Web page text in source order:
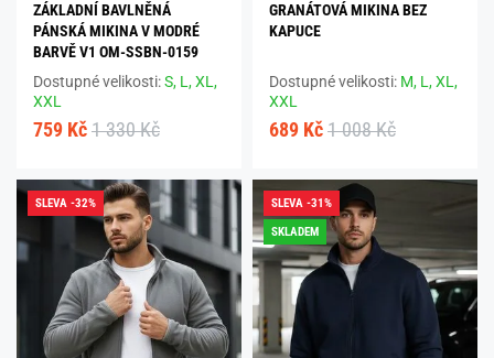
ZÁKLADNÍ BAVLNĚNÁ
PÁNSKÁ MIKINA V MODRÉ
BARVĚ V1 OM-SSBN-0159
Dostupné velikosti:S, L,XL,
XXL
759 Kč 1 330 Kč
GRANÁTOVÁ MIKINA BEZ
KAPUCE
Dostupné velikosti: M, L,XL,
XXL
689 Kč 1 008 Kč
SLEVA -32%
SLEVA -31%
SKLADEM